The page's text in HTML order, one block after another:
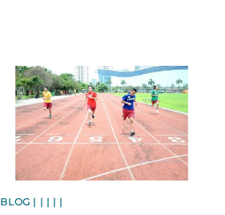
News image
BLOG | | | | |